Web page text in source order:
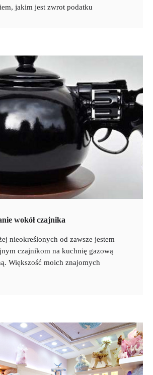
jakim jest zwrot podatku
wokół czajnika
nieokreślonych od zawsze jestem
czajnikom na kuchnię gazową
Większość moich znajomych